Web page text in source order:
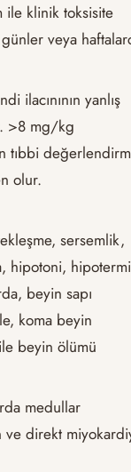
ile klinik toksisite
veya
ilacınının yanlış
>8 mg/kg
tıbbi
olur.
sersemlik,
hipotoni, hipotermi
beyin sapı
koma beyin
beyin ölümü
medullar
direkt